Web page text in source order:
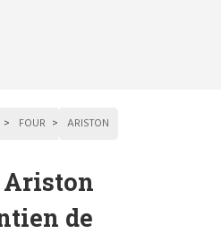
FOUR ARISTON
de